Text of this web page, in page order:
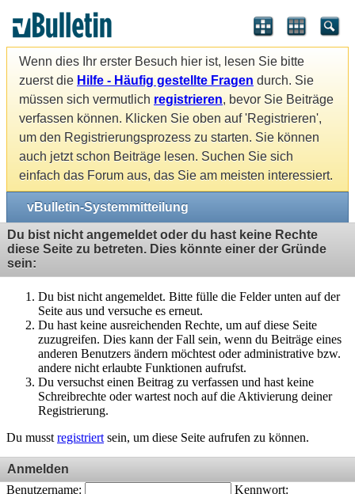
Wenn dies Ihr erster Besuch hier ist, lesen Sie bitte
zuerst die Hilfe - Häufig gestellte Fragen durch. Sie
müssen sich vermutlich registrieren, bevor Sie Beiträge
verfassen können. Klicken Sie oben auf 'Registrieren',
um den Registrierungsprozess zu starten. Sie können
auch jetzt schon Beiträge lesen. Suchen Sie sich
einfach das Forum aus, das Sie am meisten interessiert.
vBulletin-Systemmitteilung
Du bist nicht angemeldet oder du hast keine Rechte
diese Seite zu betreten. Dies könnte einer der Gründe
sein:
Du bist nicht angemeldet. Bitte fülle die Felder unten auf der
Seite aus und versuche es erneut.
Du hast keine ausreichenden Rechte, um auf diese Seite
zuzugreifen. Dies kann der Fall sein, wenn du Beiträge eines
anderen Benutzers ändern möchtest oder administrative bzw.
andere nicht erlaubte Funktionen aufrufst.
Du versuchst einen Beitrag zu verfassen und hast keine
Schreibrechte oder wartest noch auf die Aktivierung deiner
Registrierung.
Du musst registriert sein, um diese Seite aufrufen zu können.
Anmelden
Benutzername:
Kennwort: